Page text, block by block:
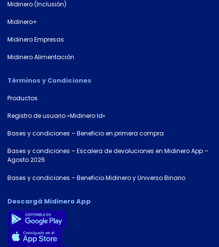
Número de
Midinero (Inclusión)
Midinero+
Midinero Empresas
Midinero Alimentación
Términos y Condiciones
Productos
Registro de usuario «Midinero Id»
Bases y condiciones – Beneficio en primera compra
Bases y condiciones – Escalera de devoluciones en Midinero App –
Agosto 2026
Bases y condiciones – Beneficio Midinero y Universo Binario
Descargá Midinero App